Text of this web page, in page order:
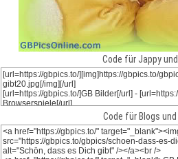
Code für Jappy und
Code für Blogs und